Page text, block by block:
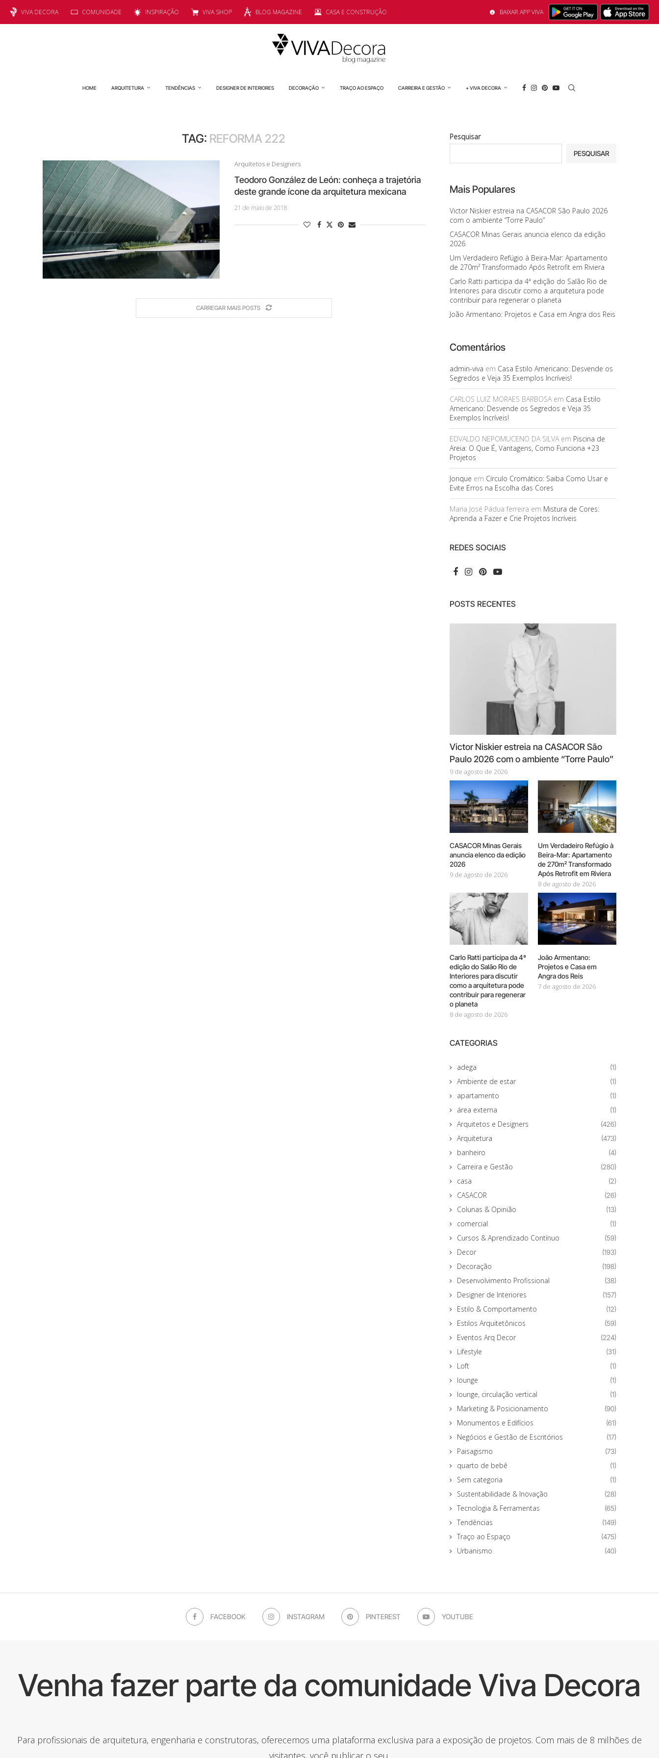
VIVA DECORA COMUNIDADE INSPIRAÇÃO VIVA SHOP BLOG MAGAZINE CASA E CONSTRUÇÃO BAIXAR APP VIVA
HOME ARQUITETURA TENDÊNCIAS DESIGNER DE INTERIORES DECORAÇÃO TRAÇO AO ESPAÇO CARREIRA E GESTÃO + VIVA DECORA
TAG: REFORMA 222
Arquitetos e Designers
Teodoro González de León: conheça a trajetória
deste grande ícone da arquitetura mexicana
21 de maio de 2018
CARREGAR MAIS POSTS
Pesquisar
PESQUISAR
Mais Populares
Victor Niskier estreia na CASACOR São Paulo 2026
com o ambiente “Torre Paulo”
CASACOR Minas Gerais anuncia elenco da edição
2026
Um Verdadeiro Refúgio à Beira-Mar: Apartamento
de 270m² Transformado Após Retrofit em Riviera
Carlo Ratti participa da 4ª edição do Salão Rio de
Interiores para discutir como a arquitetura pode
contribuir para regenerar o planeta
João Armentano: Projetos e Casa em Angra dos Reis
Comentários
admin-viva em Casa Estilo Americano: Desvende os
Segredos e Veja 35 Exemplos Incríveis!
CARLOS LUIZ MORAES BARBOSAem Casa Estilo
Americano: Desvende os Segredos e Veja 35
Exemplos Incríveis!
EDVALDO NEPOMUCENO DA SILVAem Piscina de
Areia: O Que É, Vantagens, Como Funciona +23
Projetos
Jonque em Círculo Cromático: Saiba Como Usar e
Evite Erros na Escolha das Cores
Maria José Pádua ferreira em Mistura de Cores:
Aprenda a Fazer e Crie Projetos Incríveis
REDES SOCIAIS
POSTS RECENTES
Victor Niskier estreia na CASACOR São
Paulo 2026 com o ambiente “Torre Paulo”
9 de agosto de 2026
CASACOR Minas Gerais
anuncia elenco da edição
2026
9 de agosto de 2026
Um Verdadeiro Refúgio à
Beira-Mar: Apartamento
de 270m² Transformado
Após Retrofit em Riviera
8 de agosto de 2026
Carlo Ratti participa da 4ª
edição do Salão Rio de
Interiores para discutir
como a arquitetura pode
contribuir para regenerar
o planeta
8 de agosto de 2026
João Armentano:
Projetos e Casa em
Angra dos Reis
7 de agosto de 2026
CATEGORIAS
adega (1)
Ambiente de estar (1)
apartamento (1)
área externa (1)
Arquitetos e Designers (426)
Arquitetura (473)
banheiro (4)
Carreira e Gestão (280)
casa (2)
CASACOR (26)
Colunas & Opinião (13)
comercial (1)
Cursos & Aprendizado Contínuo (59)
Decor (193)
Decoração (198)
Desenvolvimento Profissional (38)
Designer de Interiores (157)
Estilo & Comportamento (12)
Estilos Arquitetônicos (59)
Eventos Arq Decor (224)
Lifestyle (31)
Loft (1)
lounge (1)
lounge, circulação vertical (1)
Marketing & Posicionamento (90)
Monumentos e Edifícios (61)
Negócios e Gestão de Escritórios (17)
Paisagismo (73)
quarto de bebê (1)
Sem categoria (1)
Sustentabilidade & Inovação (28)
Tecnologia & Ferramentas (65)
Tendências (149)
Traço ao Espaço (475)
Urbanismo (40)
FACEBOOK INSTAGRAM PINTEREST YOUTUBE
Venha fazer parte da comunidade Viva Decora
Para profissionais de arquitetura, engenharia e construtoras, oferecemos uma plataforma exclusiva para a exposição de projetos. Com mais de 8 milhões de
visitantes, você publicar o seu.